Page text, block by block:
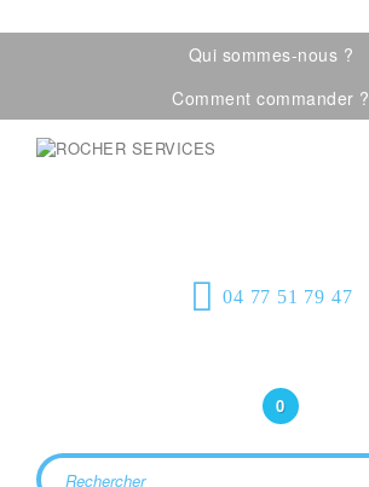
Qui sommes-nous ?
Comment commander ?
04 77 51 79 47
0